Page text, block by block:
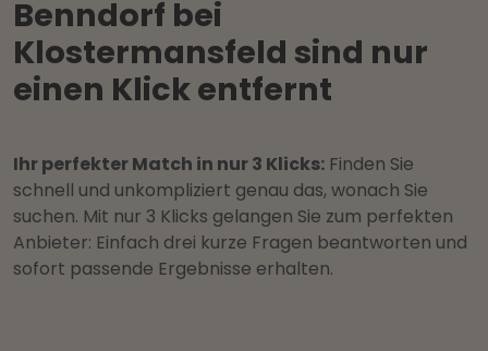
Benndorf bei
Klostermansfeld sind nur
einen Klick entfernt
Ihr perfekter Match in nur 3 Klicks: Finden Sie
schnell und unkompliziert genau das, wonach Sie
suchen. Mit nur 3 Klicks gelangen Sie zum perfekten
Anbieter: Einfach drei kurze Fragen beantworten und
sofort passende Ergebnisse erhalten.